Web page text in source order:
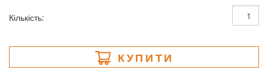
Кількість:
КУПИТИ